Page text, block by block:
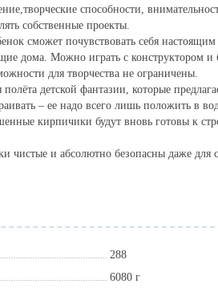
способности,
собственные проекты.
сможет почувствовать себя настоящим
дома. Можно играть с конструктором и
для творчества не ограничены.
детской фантазии, которые
– ее надо всего лишь положить в
кирпичики будут вновь готовы к
чистые и абсолютно безопасны даже для
288
6080 г